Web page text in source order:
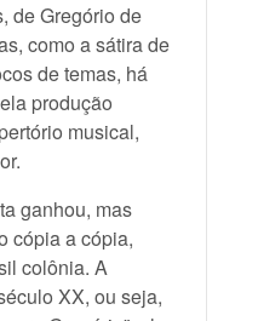
de Gregório de
como a sátira de
de temas, há
produção
musical,
ganhou, mas
cópia a cópia,
colônia. A
XX, ou seja,